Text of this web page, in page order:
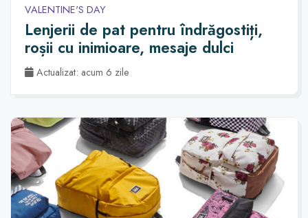
VALENTINE'S DAY
Lenjerii de pat pentru îndrăgostiți,
roșii cu inimioare, mesaje dulci
Actualizat: acum 6 zile